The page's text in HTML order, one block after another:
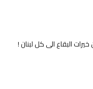
البقاع الى كل لبنان !